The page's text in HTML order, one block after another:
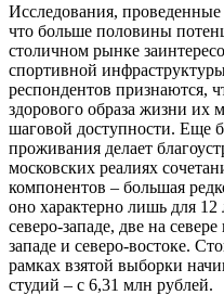
Исследования,
что больше половины
столичном рынке
спортивной
респондентов признаются,
здорового образа жизни их
шаговой доступности. Еще
проживания делает
московских реалиях
компонентов – большая
оно характерно лишь для
северо-западе, две на
западе и северо-востоке.
рамках взятой выборки
студий – с 6,31 млн рублей.